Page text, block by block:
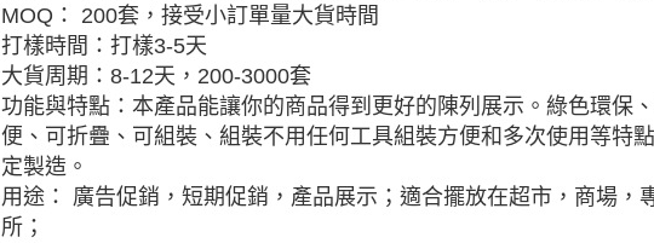
MOQ： 200套，接受小訂單量大貨時間
打樣時間：打樣3-5天
大貨周期：8-12天，200-3000套
功能與特點：本產品能讓你的商品得到更好的陳列展示。綠色環保
便、可折疊、可組裝、組裝不用任何工具組裝方便和多次使用等特
定製造。
用途： 廣告促銷，短期促銷，產品展示；適合擺放在超市，商場，
所；